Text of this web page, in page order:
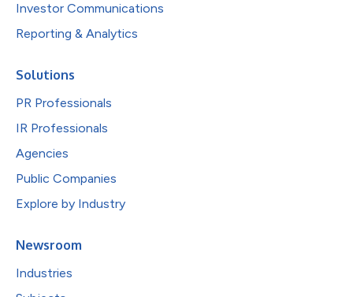
Investor Communications
Reporting & Analytics
Solutions
PR Professionals
IR Professionals
Agencies
Public Companies
Explore by Industry
Newsroom
Industries